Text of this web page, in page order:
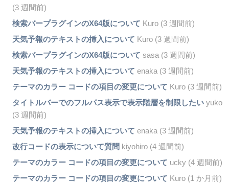
(3 週間前)
検索バープラグインのX64版について Kuro (3 週間前)
天気予報のテキストの挿入について Kuro (3 週間前)
検索バープラグインのX64版について sasa (3 週間前)
天気予報のテキストの挿入について enaka (3 週間前)
テーマのカラー コードの項目の変更について Kuro (3 週間前)
タイトルバーでのフルパス表示で表示階層を制限したいyuko
(3 週間前)
天気予報のテキストの挿入について enaka (3 週間前)
改行コードの表示について質問 kiyohiro (4 週間前)
テーマのカラー コードの項目の変更について ucky (4 週間前)
テーマのカラー コードの項目の変更について Kuro (1 か月前)